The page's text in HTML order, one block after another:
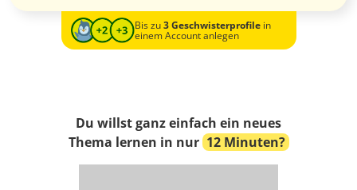
Bis zu3 Geschwisterprofilein
einem Account anlegen
Du willst ganz einfach ein neues
Thema lernen in nur 12 Minuten?